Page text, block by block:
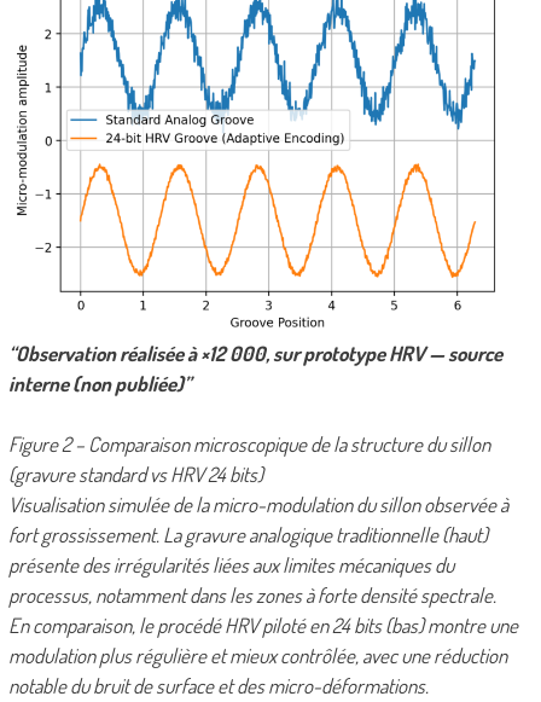
“Observation réalisée à ×12 000, sur prototype HRV — source
interne (non publiée)”
Figure 2 – Comparaison microscopique de la structure du sillon
(gravure standard vs HRV 24 bits)
Visualisation simulée de la micro-modulation du sillon observée à
fort grossissement. La gravure analogique traditionnelle (haut)
présente des irrégularités liées aux limites mécaniques du
processus, notamment dans les zones à forte densité spectrale.
En comparaison, le procédé HRV piloté en 24 bits (bas) montre une
modulation plus régulière et mieux contrôlée, avec une réduction
notable du bruit de surface et des micro-déformations.